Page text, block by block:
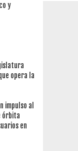
y
opera la
impulso al
órbita
en